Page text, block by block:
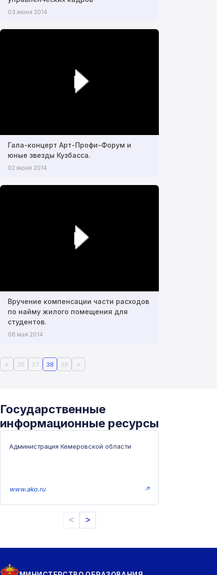
03 июня 2014
Гала-концерт Арт-Профи-Форум и
юные звезды Кузбасса.
02 июня 2014
Вручение компенсации части расходов
по найму жилого помещения для
студентов.
06 мая 2014
« 36 37 38 39 »
Государственные
информационные ресурсы
Администрация Кемеровской области
www.ako.ru ↗
< >